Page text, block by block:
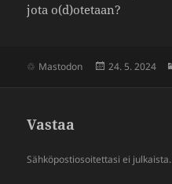
jota o(d)otetaan?
Mastodon Julkaistu
24. 5. 2024
Vastaa
Sähköpostiosoitettasi ei julkaista.